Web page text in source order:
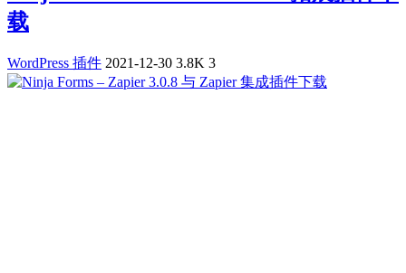
载
WordPress 插件 2021-12-30 3.8K 3